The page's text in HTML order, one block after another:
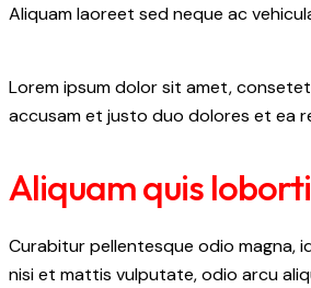
Aliquam laoreet sed neque ac
Lorem ipsum dolor sit amet,
accusam et justo duo dolores et ea
Aliquam quis
Curabitur pellentesque odio magna,
nisi et mattis vulputate, odio arcu